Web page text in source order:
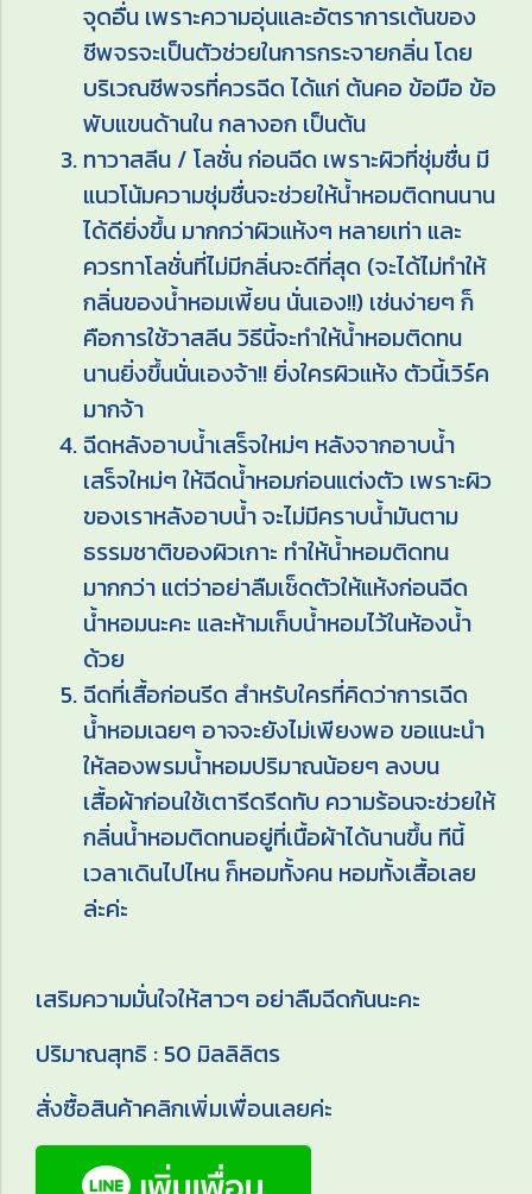
จุดอื่น เพราะความอุ่นและอัตราการเต้นของ
ชีพจรจะเป็นตัวช่วยในการกระจายกลิ่น โดย
บริเวณชีพจรที่ควรฉีด ได้แก่ ต้นคอ ข้อมือ ข้อ
พับแขนด้านใน กลางอก เป็นต้น
ทาวาสลีน / โลชั่น ก่อนฉีด เพราะผิวที่ชุ่มชื่น มี
แนวโน้มความชุ่มชื่นจะช่วยให้น้ำหอมติดทนนาน
ได้ดียิ่งขึ้น มากกว่าผิวแห้งๆ หลายเท่า และ
ควรทาโลชั่นที่ไม่มีกลิ่นจะดีที่สุด (จะได้ไม่ทำให้
กลิ่นของน้ำหอมเพี้ยน นั่นเอง!!) เช่นง่ายๆ ก็
คือการใช้วาสลีน วิธีนี้จะทำให้น้ำหอมติดทน
นานยิ่งขึ้นนั่นเองจ้า!! ยิ่งใครผิวแห้ง ตัวนี้เวิร์ค
มากจ้า
ฉีดหลังอาบน้ำเสร็จใหม่ๆ หลังจากอาบน้ำ
เสร็จใหม่ๆ ให้ฉีดน้ำหอมก่อนแต่งตัว เพราะผิว
ของเราหลังอาบน้ำ จะไม่มีคราบน้ำมันตาม
ธรรมชาติของผิวเกาะ ทำให้น้ำหอมติดทน
มากกว่า แต่ว่าอย่าลืมเช็ดตัวให้แห้งก่อนฉีด
น้ำหอมนะคะ และห้ามเก็บน้ำหอมไว้ในห้องน้ำ
ด้วย
ฉีดที่เสื้อก่อนรีด สำหรับใครที่คิดว่าการเฉีด
น้ำหอมเฉยๆ อาจจะยังไม่เพียงพอ ขอแนะนำ
ให้ลองพรมน้ำหอมปริมาณน้อยๆ ลงบน
เสื้อผ้าก่อนใช้เตารีดรีดทับ ความร้อนจะช่วยให้
กลิ่นน้ำหอมติดทนอยู่ที่เนื้อผ้าได้นานขึ้น ทีนี้
เวลาเดินไปไหน ก็หอมทั้งคน หอมทั้งเสื้อเลย
ล่ะค่ะ
เสริมความมั่นใจให้สาวๆ อย่าลืมฉีดกันนะคะ
ปริมาณสุทธิ : 50 มิลลิลิตร
สั่งซื้อสินค้าคลิกเพิ่มเพื่อนเลยค่ะ